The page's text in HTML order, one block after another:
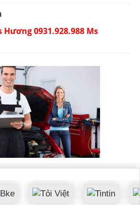
Hương 0931.928.988 Ms